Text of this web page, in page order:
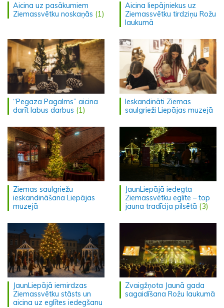
Aicina uz pasākumiem
Ziemassvētku noskaņās (1)
Aicina liepājniekus uz
Ziemassvētku tirdziņu Rožu
laukumā
“Pegaza Pagalms” aicina
darīt labus darbus (1)
Ieskandināti Ziemas
saulgrieži Liepājas muzejā
Ziemas saulgriežu
ieskandināšana Liepājas
muzejā
JaunLiepājā iedegta
Ziemassvētku eglīte – top
jauna tradīcija pilsētā (3)
JaunLiepājā iemirdzas
Ziemassvētku stāsts un
aicina uz eglītes iedegšanu
Zvaigžņota Jaunā gada
sagaidīšana Rožu laukumā